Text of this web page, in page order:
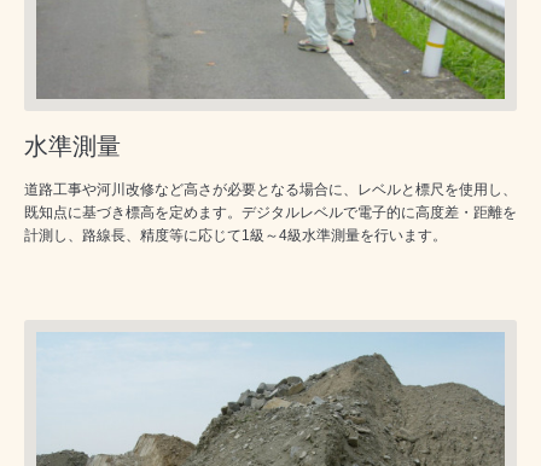
水準測量
道路工事や河川改修など高さが必要となる場合に、レベルと標尺を使用し、
既知点に基づき標高を定めます。デジタルレベルで電子的に高度差・距離を
計測し、路線長、精度等に応じて1級～4級水準測量を行います。